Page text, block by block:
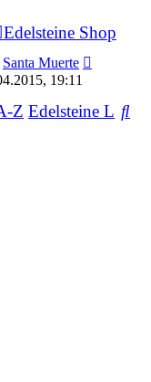
Edelsteine Shop
Z Edelsteine L
Santa Muerte
19:11